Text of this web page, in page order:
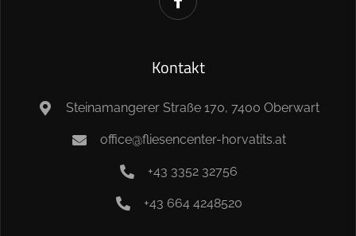
Kontakt
Steinamangerer Straße 170, 7400 Oberwart
office@fliesencenter-horvatits.at
+43 3352 32756
+43 664 4248520